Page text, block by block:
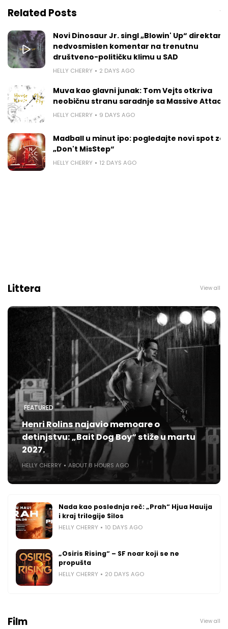
Related Posts
Novi Dinosaur Jr. singl „Blowin' Up“ direktan
nedvosmislen komentar na trenutnu
društveno-političku klimu u SAD
HELLY CHERRY 2 DAYS AGO
Muva kao glavni junak: Tom Vejts otkriva
neobičnu stranu saradnje sa Massive Attack
HELLY CHERRY 9 DAYS AGO
Madball u minut ipo: pogledajte novi spot za
„Don't MisStep“
HELLY CHERRY 12 DAYS AGO
Littera View all
FEATURED
Henri Rolins najavio memoare o
detinjstvu: „Bait Dog Boy“ stiže u martu
2027.
HELLY CHERRY ABOUT 8 HOURS AGO
Nada kao poslednja reč: „Prah“ Hjua Hauija
i kraj trilogije Silos
HELLY CHERRY 10 DAYS AGO
„Osiris Rising“ – SF noar koji se ne
propušta
HELLY CHERRY 20 DAYS AGO
Film View all